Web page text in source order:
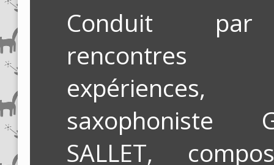
Conduit
saxophoniste
SALLET,